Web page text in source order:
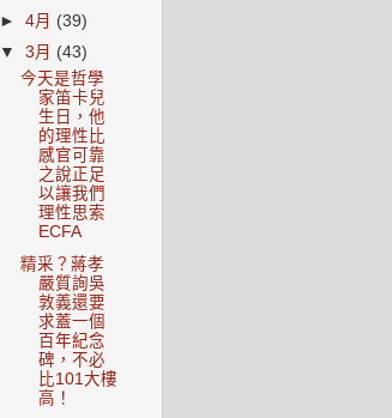
►4月 (39)
▼3月 (43)
今天是哲學
家笛卡兒
生日，他
的理性比
感官可靠
之說正足
以讓我們
理性思索
ECFA
精采？蔣孝
嚴質詢吳
敦義還要
求蓋一個
百年紀念
碑，不必
比101大樓
高！